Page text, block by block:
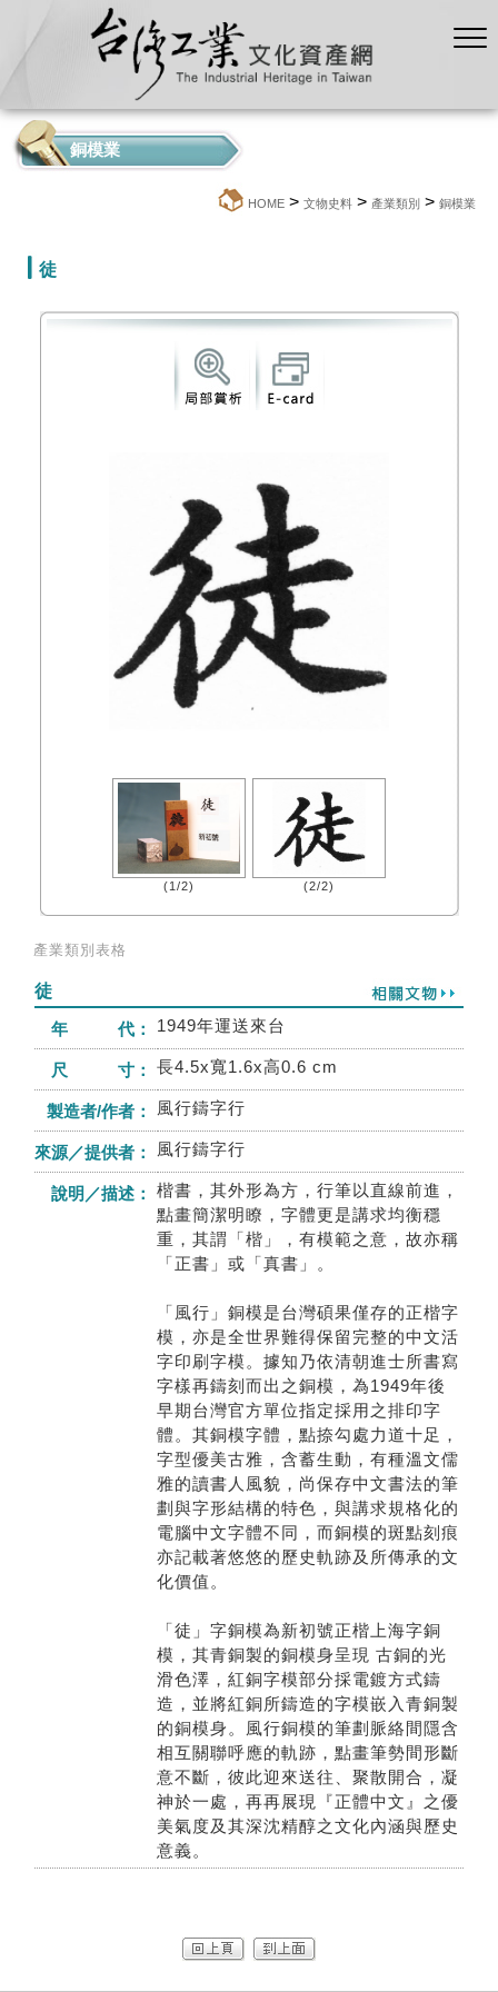
銅模業
HOME > 文物史料 > 產業類別 > 銅模業
徒
(1/2) (2/2)
產業類別表格
徒
年 代：
1949年運送來台
尺 寸： 長4.5x寬1.6x高0.6 cm
製造者/作者： 風行鑄字行
來源／提供者： 風行鑄字行
說明／描述：
楷書，其外形為方，行筆以直線前進，
點畫簡潔明瞭，字體更是講求均衡穩
重，其謂「楷」，有模範之意，故亦稱
「正書」或「真書」。
「風行」銅模是台灣碩果僅存的正楷字
模，亦是全世界難得保留完整的中文活
字印刷字模。據知乃依清朝進士所書寫
字樣再鑄刻而出之銅模，為1949年後
早期台灣官方單位指定採用之排印字
體。其銅模字體，點捺勾處力道十足，
字型優美古雅，含蓄生動，有種溫文儒
雅的讀書人風貌，尚保存中文書法的筆
劃與字形結構的特色，與講求規格化的
電腦中文字體不同，而銅模的斑點刻痕
亦記載著悠悠的歷史軌跡及所傳承的文
化價值。
「徒」字銅模為新初號正楷上海字銅
模，其青銅製的銅模身呈現 古銅的光
滑色澤，紅銅字模部分採電鍍方式鑄
造，並將紅銅所鑄造的字模嵌入青銅製
的銅模身。風行銅模的筆劃脈絡間隱含
相互關聯呼應的軌跡，點畫筆勢間形斷
意不斷，彼此迎來送往、聚散開合，凝
神於一處，再再展現『正體中文』之優
美氣度及其深沈精醇之文化內涵與歷史
意義。